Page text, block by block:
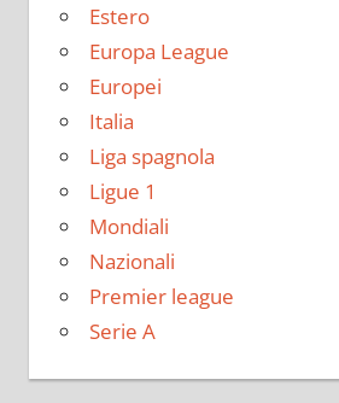
Estero
Europa League
Europei
Italia
Liga spagnola
Ligue 1
Mondiali
Nazionali
Premier league
Serie A